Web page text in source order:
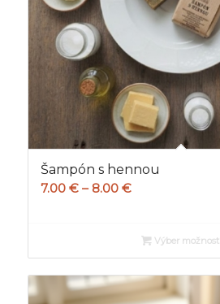
Šampón s hennou
7.00 € – 8.00 €Price
through
Výber možností